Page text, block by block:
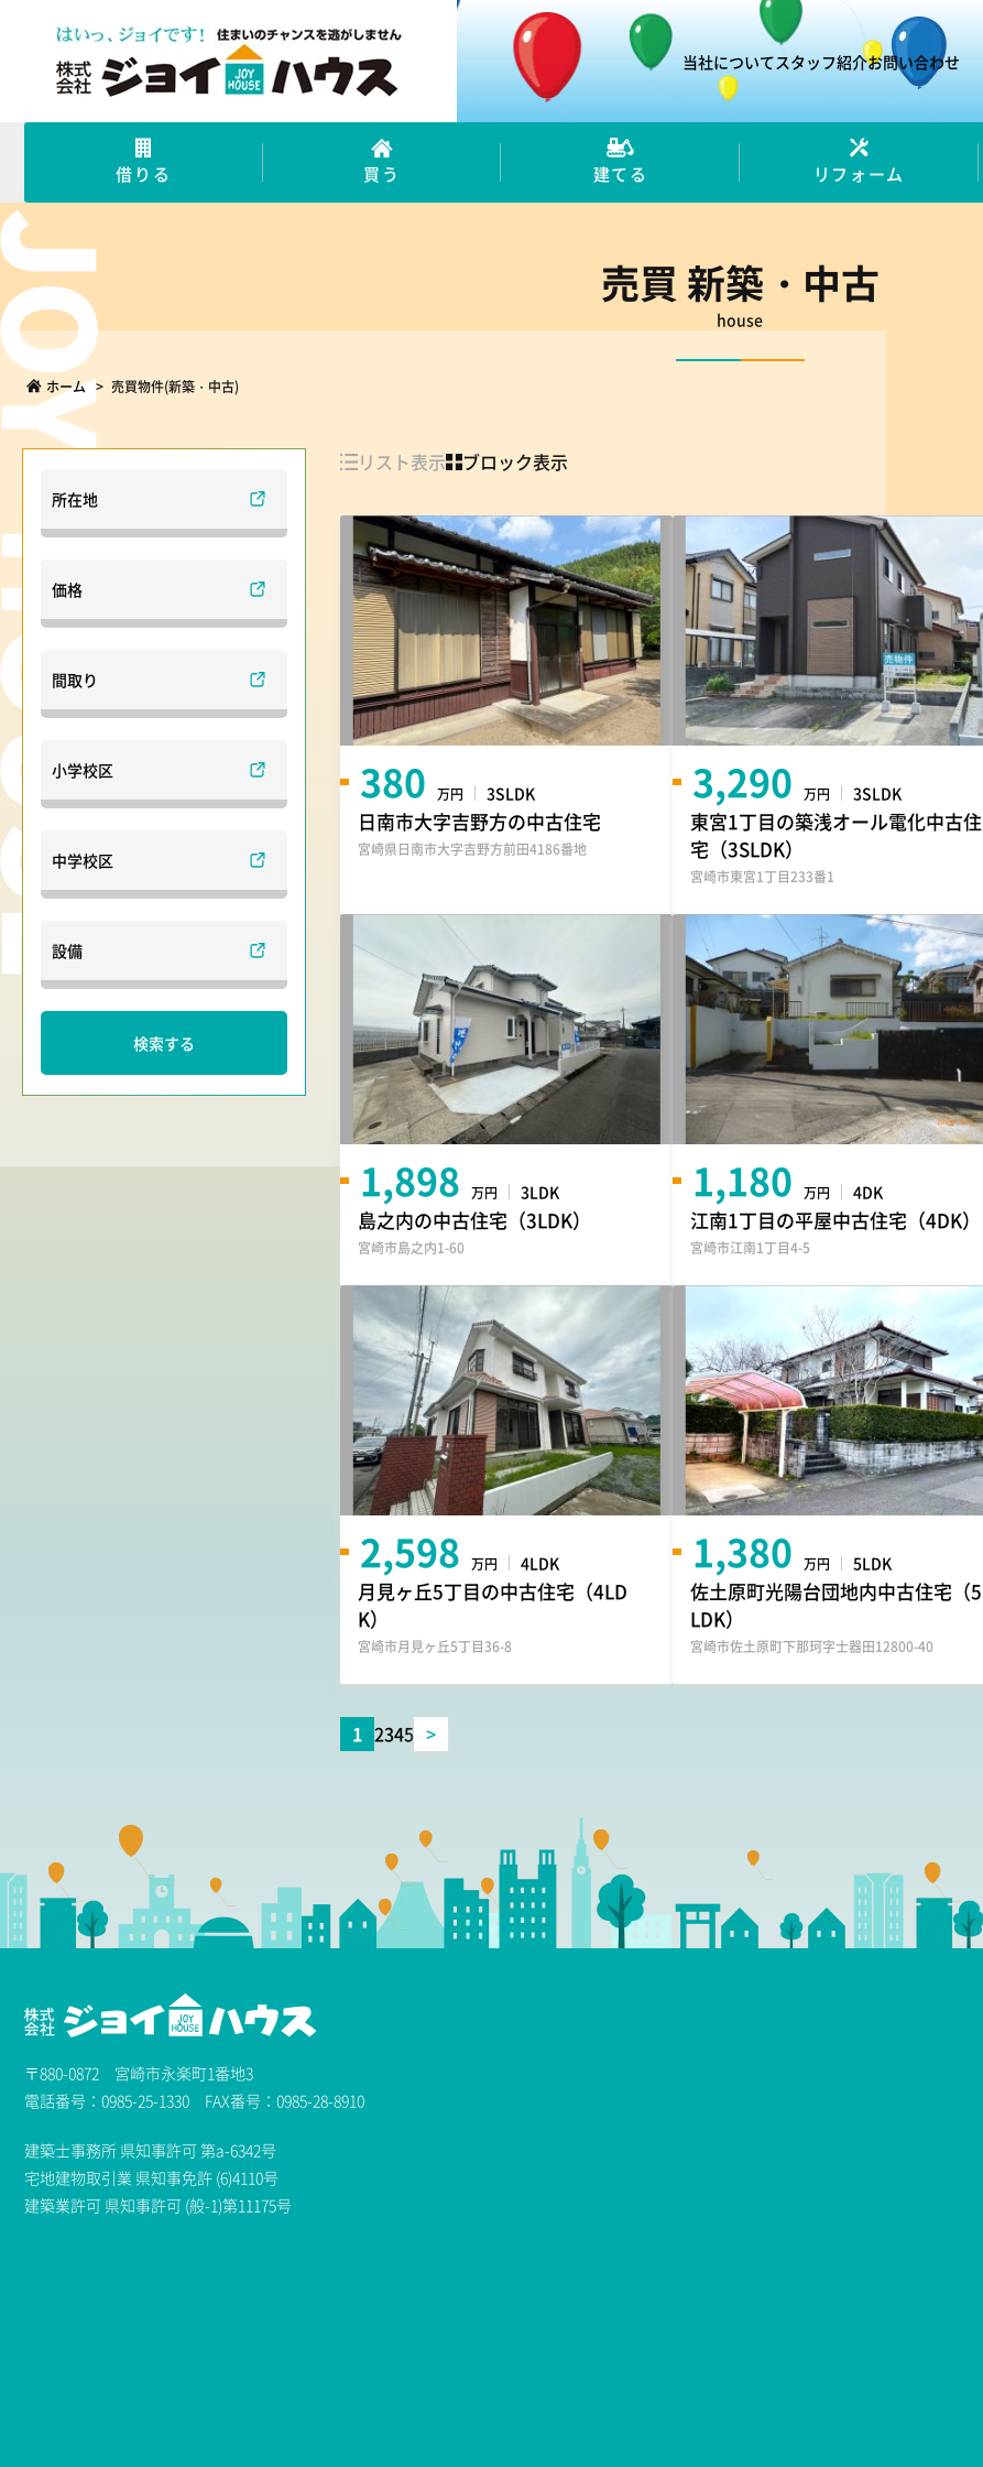
当社についてスタッフ紹介お問い合わせ
借りる 買う 建てる リフォーム
売買 新築・中古
house
ホーム > 売買物件(新築・中古)
所在地
価格
間取り
小学校区
中学校区
設備
検索する
リスト表示 ブロック表示
380 万円 3SLDK
日南市大字吉野方の中古住宅
宮崎県日南市大字吉野方前田4186番地
3,290 万円 3SLDK
東宮1丁目の築浅オール電化中古住
宅（3SLDK）
宮崎市東宮1丁目233番1
1,898 万円 3LDK
島之内の中古住宅（3LDK）
宮崎市島之内1-60
1,180 万円 4DK
江南1丁目の平屋中古住宅（4DK）
宮崎市江南1丁目4-5
2,598 万円 4LDK
月見ヶ丘5丁目の中古住宅（4LD
K）
宮崎市月見ヶ丘5丁目36-8
1,380 万円 5LDK
佐土原町光陽台団地内中古住宅（5
LDK）
宮崎市佐土原町下那珂字士器田12800-40
1 2345 >
〒880-0872 宮崎市永楽町1番地3
電話番号：0985-25-1330 FAX番号：0985-28-8910
建築士事務所 県知事許可 第a-6342号
宅地建物取引業 県知事免許 (6)4110号
建築業許可 県知事許可 (般-1)第11175号